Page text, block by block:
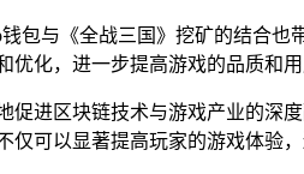
包与《全战三国》挖矿的结合
优化，进一步提高游戏的品质和
促进区块链技术与游戏产业的深
仅可以显著提高玩家的游戏体验